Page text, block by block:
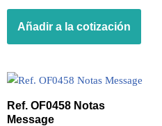
Añadir a la cotización
Ref. OF0458 Notas
Message